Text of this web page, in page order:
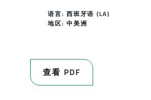
语言: 西班牙语 (LA)
地区:中美洲
查看 PDF